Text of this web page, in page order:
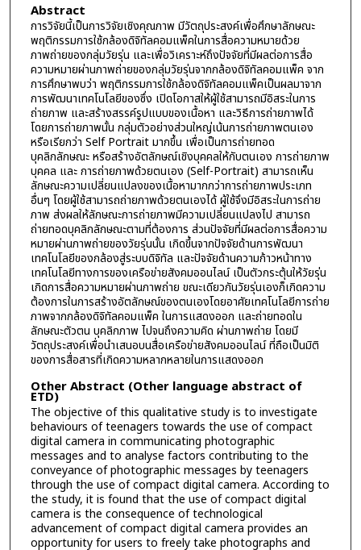
Abstract
การวิจัยนี้เป็นการวิจัยเชิงคุณภาพ มีวัตถุประสงค์เพื่อศึกษาลักษณะ
พฤติกรรมการใช้กล้องดิจิทัลคอมแพ็คในการสื่อความหมายด้วย
ภาพถ่ายของกลุ่มวัยรุ่น และเพื่อวิเคราะห์ถึงปัจจัยที่มีผลต่อการสื่อ
ความหมายผ่านภาพถ่ายของกลุ่มวัยรุ่นจากกล้องดิจิทัลคอมแพ็ค จาก
การศึกษาพบว่า พฤติกรรมการใช้กล้องดิจิทัลคอมแพ็คเป็นผลมาจาก
การพัฒนาเทคโนโลยีของซึ่ง เปิดโอกาสให้ผู้ใช้สามารถมีอิสระในการ
ถ่ายภาพ และสร้างสรรค์รูปแบบของเนื้อหา และวิธีการถ่ายภาพได้
โดยการถ่ายภาพนั้น กลุ่มตัวอย่างส่วนใหญ่เน้นการถ่ายภาพตนเอง
หรือเรียกว่า Self Portrait มากขึ้น เพื่อเป็นการถ่ายทอด
บุคลิกลักษณะ หรือสร้างอัตลักษณ์เชิงบุคคลให้กับตนเอง การถ่ายภาพ
บุคคล และ การถ่ายภาพด้วยตนเอง (Self-Portrait) สามารถเห็น
ลักษณะความเปลี่ยนแปลงของเนื้อหามากกว่าการถ่ายภาพประเภท
อื่นๆ โดยผู้ใช้สามารถถ่ายภาพด้วยตนเองได้ ผู้ใช้จึงมีอิสระในการถ่าย
ภาพ ส่งผลให้ลักษณะการถ่ายภาพมีความเปลี่ยนแปลงไป สามารถ
ถ่ายทอดบุคลิกลักษณะตามที่ต้องการ ส่วนปัจจัยที่มีผลต่อการสื่อความ
หมายผ่านภาพถ่ายของวัยรุ่นนั้น เกิดขึ้นจากปัจจัยด้านการพัฒนา
เทคโนโลยีของกล้องสู่ระบบดิจิทัล และปัจจัยด้านความก้าวหน้าทาง
เทคโนโลยีทางการของเครือข่ายสังคมออนไลน์ เป็นตัวกระตุ้นให้วัยรุ่น
เกิดการสื่อความหมายผ่านภาพถ่าย ขณะเดียวกันวัยรุ่นเองก็เกิดความ
ต้องการในการสร้างอัตลักษณ์ของตนเองโดยอาศัยเทคโนโลยีการถ่าย
ภาพจากกล้องดิจิทัลคอมแพ็ค ในการแสดงออก และถ่ายทอดใน
ลักษณะตัวตน บุคลิกภาพ ไปจนถึงความคิด ผ่านภาพถ่าย โดยมี
วัตถุประสงค์เพื่อนำเสนอบนสื่อเครือข่ายสังคมออนไลน์ ที่ถือเป็นมิติ
ของการสื่อสารที่เกิดความหลากหลายในการแสดงออก
Other Abstract (Other language abstract of
ETD)
The objective of this qualitative study is to investigate
behaviours of teenagers towards the use of compact
digital camera in communicating photographic
messages and to analyse factors contributing to the
conveyance of photographic messages by teenagers
through the use of compact digital camera. According to
the study, it is found that the use of compact digital
camera is the consequence of technological
advancement of compact digital camera provides an
opportunity for users to freely take photographs and